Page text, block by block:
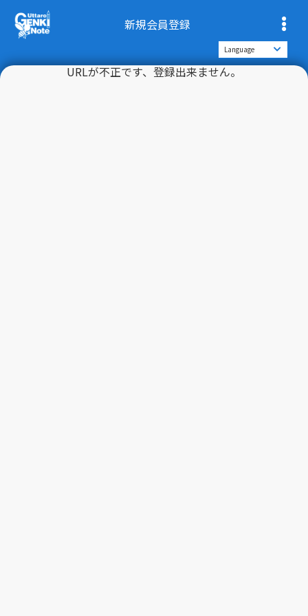
新規会員登録
URLが不正です、登録出来ません。